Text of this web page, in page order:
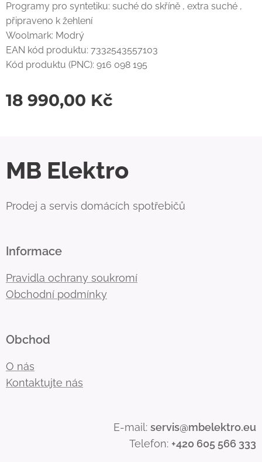
Programy pro syntetiku: suché do skříně , extra suché ,
připraveno k žehlení
Woolmark: Modrý
EAN kód produktu: 7332543557103
Kód produktu (PNC): 916 098 195
18 990,00 Kč
MB Elektro
Prodej a servis domácích spotřebičů
Informace
Pravidla ochrany soukromí
Obchodní podmínky
Obchod
O nás
Kontaktujte nás
E-mail: servis@mbelektro.eu
Telefon: +420 605 566 333